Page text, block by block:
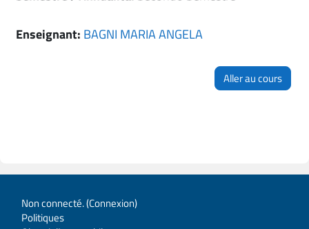
Enseignant: BAGNI MARIA ANGELA
Aller au cours
Non connecté. (Connexion)
Politiques